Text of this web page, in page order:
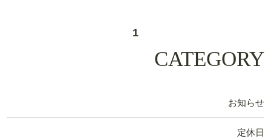
1
CATEGORY
お知らせ
定休日